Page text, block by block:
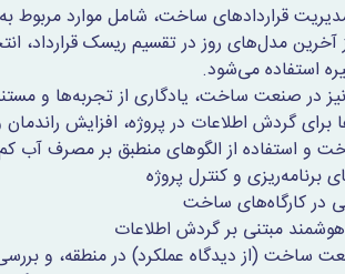
قراردادهای ساخت، شامل موارد مربوط به
آخرین مدل‌های روز در تقسیم ریسک قرارداد،
استفاده می‌شود.
در صنعت ساخت، یادگاری از تجربه‌ها و
برای گردش اطلاعات در پروژه، افزایش
و استفاده از الگوهای منطبق بر مصرف آب
برنامه‌ریزی و کنترل پروژه
در کارگاه‌های ساخت
مبتنی بر گردش اطلاعات
ساخت (از دیدگاه عملکرد) در منطقه، و